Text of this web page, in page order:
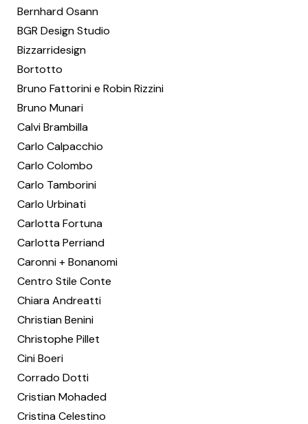
Bernhard Osann
BGR Design Studio
Bizzarridesign
Bortotto
Bruno Fattorini e Robin Rizzini
Bruno Munari
Calvi Brambilla
Carlo Calpacchio
Carlo Colombo
Carlo Tamborini
Carlo Urbinati
Carlotta Fortuna
Carlotta Perriand
Caronni + Bonanomi
Centro Stile Conte
Chiara Andreatti
Christian Benini
Christophe Pillet
Cini Boeri
Corrado Dotti
Cristian Mohaded
Cristina Celestino